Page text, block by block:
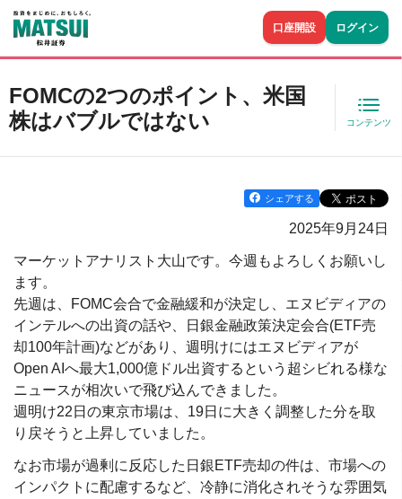
口座開設 ログイン
FOMCの2つのポイント、米国
株はバブルではない
コンテンツ
シェアする
2025年9月24日
マーケットアナリスト大山です。今週もよろしくお願いし
ます。
先週は、FOMC会合で金融緩和が決定し、エヌビディアの
インテルへの出資の話や、日銀金融政策決定会合(ETF売
却100年計画)などがあり、週明けにはエヌビディアが
Open AIへ最大1,000億ドル出資するという超シビれる様な
ニュースが相次いで飛び込んできました。
週明け22日の東京市場は、19日に大きく調整した分を取
り戻そうと上昇していました。
なお市場が過剰に反応した日銀ETF売却の件は、市場への
インパクトに配慮するなど、冷静に消化されそうな雰囲気